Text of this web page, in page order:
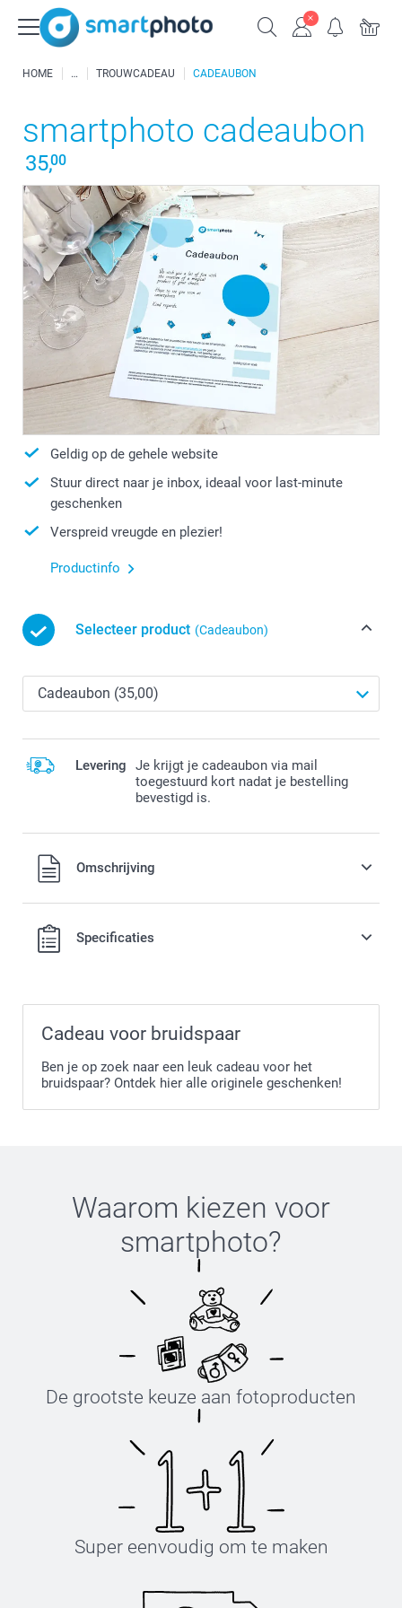
HOME TROUWCADEAU CADEAUBON
smartphoto cadeaubon
35,00
Geldig op de gehele website
Stuur direct naar je inbox, ideaal voor last-minute
geschenken
Verspreid vreugde en plezier!
Productinfo
Selecteer product (Cadeaubon)
Levering
Je krijgt je cadeaubon via mail
toegestuurd kort nadat je bestelling
bevestigd is.
Omschrijving
Specificaties
Cadeau voor bruidspaar
Ben je op zoek naar een leuk cadeau voor het
bruidspaar? Ontdek hier alle originele geschenken!
Waarom kiezen voor
smartphoto?
De grootste keuze aan fotoproducten
Super eenvoudig om te maken